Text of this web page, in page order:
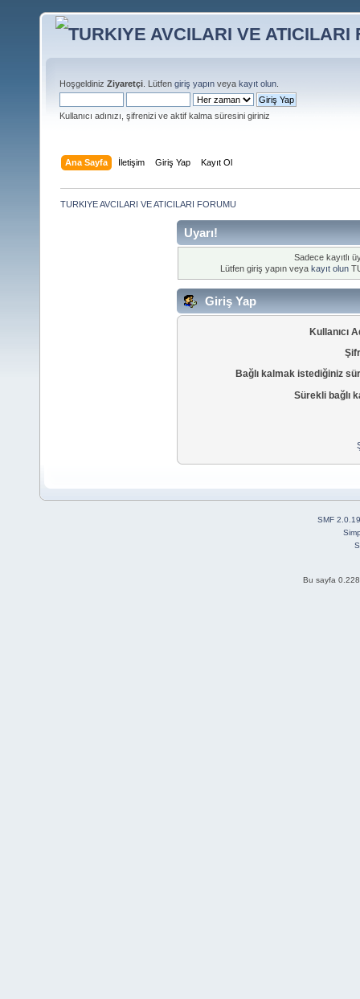
Hoşgeldiniz Ziyaretçi . Lütfen giriş yapın veya kayıt olun
Kullanıcı adınızı, şifrenizi ve aktif kalma süresini giriniz
Ana Sayfa İletişim Giriş Yap Kayıt Ol
TURKIYE AVCILARI VE ATICILARI FORUMU
Uyarı!
Sadece kayıtlı
Lütfen giriş yapın veya kayıt olun
Giriş Yap
Kullanıcı
Bağlı kalmak istediğiniz
Sürekli bağlı
SMF 2.0.19
Bu sayfa